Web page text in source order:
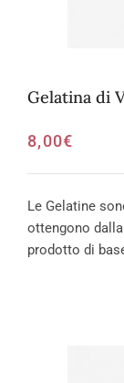
Gelatina di
8,00€
Le Gelatine
ottengono
prodotto di